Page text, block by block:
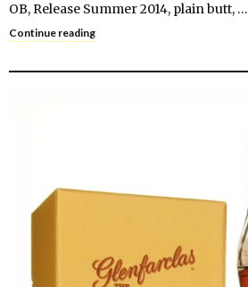
OB, Release Summer 2014, plain butt, …
Continue reading